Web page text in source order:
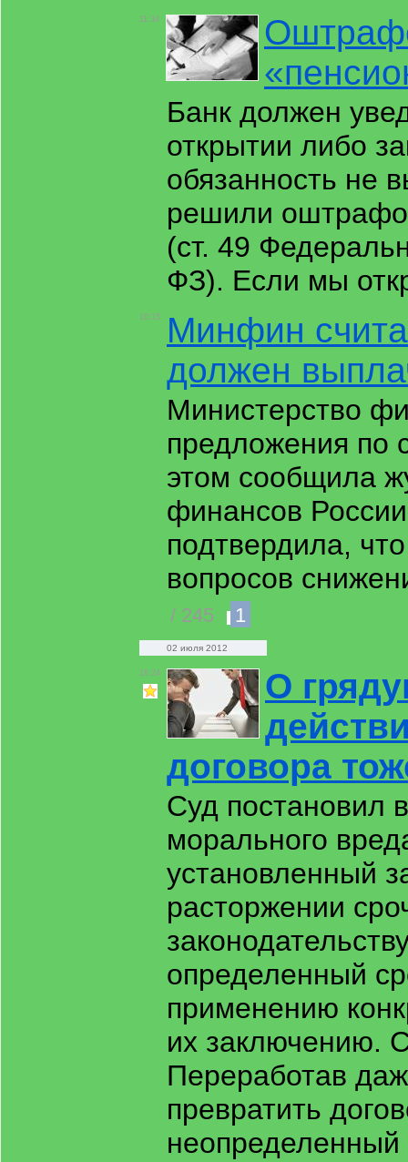
11:34
Банк должен
открытии либо
обязанность не
решили
(ст. 49
ФЗ). Если мы
10:15
Минфин
должен
Министерство
предложения
этом сообщила
финансов
подтвердила,
вопросов
/ 245 1
02 июля 2012
18:24
О
договора
Суд постановил
морального
установленный
расторжении
определенный
применению
их заключению.
Переработав
превратить
неопределенный